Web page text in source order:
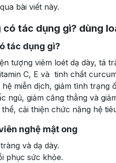
bài viết này.
có tác dụng gì? dùng
tác dụng gì?
tượng viêm loét dạ dày, tá
C, E và tinh chất
miễn dịch, giảm tình trạng
ngủ, giảm căng thẳng và
cải thiện chức năng hệ
nghệ mật ong
và dạ dày.
phục sức khỏe.